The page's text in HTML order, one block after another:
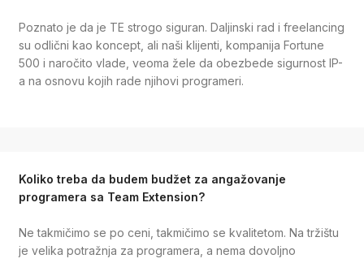
Poznato je da je TE strogo siguran. Daljinski rad i freelancing
su odlični kao koncept, ali naši klijenti, kompanija Fortune
500 i naročito vlade, veoma žele da obezbede sigurnost IP-
a na osnovu kojih rade njihovi programeri.
Koliko treba da budem budžet za angažovanje
programera sa Team Extension?
Ne takmičimo se po ceni, takmičimo se kvalitetom. Na tržištu
je velika potražnja za programera, a nema dovoljno